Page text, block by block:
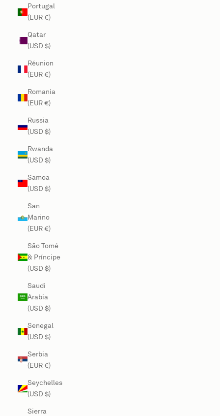
Portugal
(EUR €)
Qatar
(USD $)
Réunion
(EUR €)
Romania
(EUR €)
Russia
(USD $)
Rwanda
(USD $)
Samoa
(USD $)
San
Marino
(EUR €)
São Tomé
& Príncipe
(USD $)
Saudi
Arabia
(USD $)
Senegal
(USD $)
Serbia
(EUR €)
Seychelles
(USD $)
Sierra